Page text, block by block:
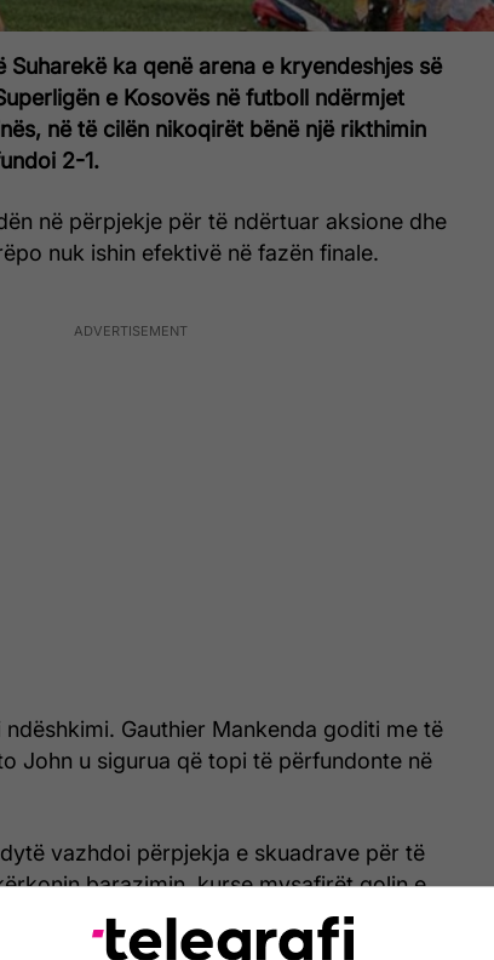
Suharekë ka qenë arena e kryendeshjes së
e Kosovës në futboll ndërmjet
në të cilën nikoqirët bënë një rikthimin
2-1.
në përpjekje për të ndërtuar aksione dhe
nuk ishin efektivë në fazën finale.
ndëshkimi. Gauthier Mankenda goditi me të
John u sigurua që topi të përfundonte në
vazhdoi përpjekja e skuadrave për të
barazimin, kurse mysafirët golin e